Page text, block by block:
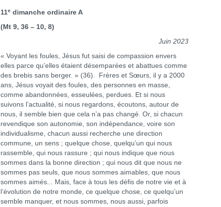
11e dimanche ordinaire A
(Mt 9, 36 – 10, 8)
Juin 2023
« Voyant les foules, Jésus fut saisi de compassion envers
elles parce qu’elles étaient désemparées et abattues comme
des brebis sans berger. » (36). Frères et Sœurs, il y a 2000
ans, Jésus voyait des foules, des personnes en masse,
comme abandonnées, esseulées, perdues. Et si nous
suivons l’actualité, si nous regardons, écoutons, autour de
nous, il semble bien que cela n’a pas changé. Or, si chacun
revendique son autonomie, son indépendance, voire son
individualisme, chacun aussi recherche une direction
commune, un sens ; quelque chose, quelqu’un qui nous
rassemble, qui nous rassure ; qui nous indique que nous
sommes dans la bonne direction ; qui nous dit que nous ne
sommes pas seuls, que nous sommes aimables, que nous
sommes aimés... Mais, face à tous les défis de notre vie et à
l’évolution de notre monde, ce quelque chose, ce quelqu’un
semble manquer, et nous sommes, nous aussi, parfois